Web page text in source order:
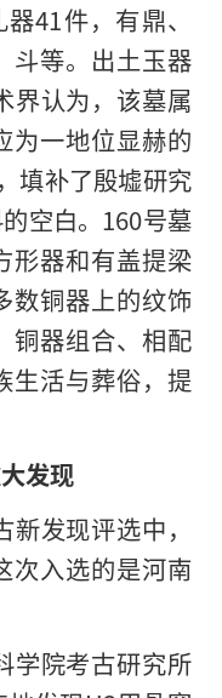
41件，有鼎、
斗等。出土玉器
界认为，该墓属
为一地位显赫的
填补了殷墟研究
空白。160号墓
形器和有盖提梁
数铜器上的纹饰
铜器组合、相配
生活与葬俗，提
发现
发现评选中，
次入选的是河南
学院考古研究所